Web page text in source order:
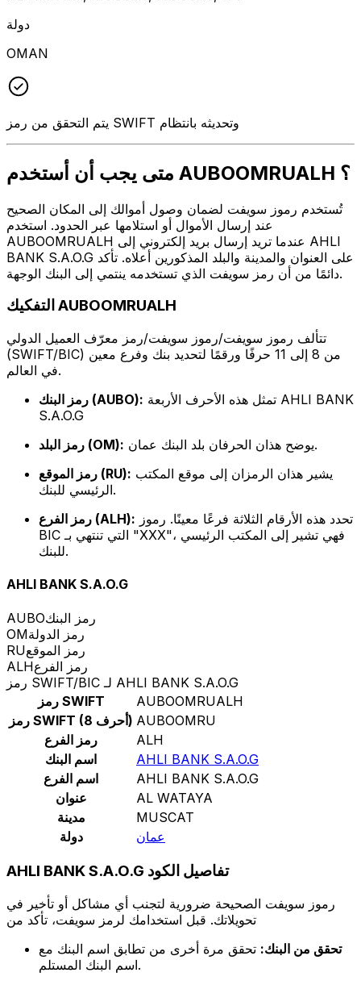
دولة
OMAN
يتم التحقق من رمز SWIFT وتحديثه بانتظام
متى يجب أن أستخدم AUBOOMRUALH ؟
تُستخدم رموز سويفت لضمان وصول أموالك إلى المكان الصحيح
عند إرسال الأموال أو استلامها عبر الحدود. استخدم
AUBOOMRUALH عندما تريد إرسال بريد إلكتروني إلى AHLI
BANK S.A.O.G على العنوان والمدينة والبلد المذكورين أعلاه. تأكد
دائمًا من أن رمز سويفت الذي تستخدمه ينتمي إلى البنك الوجهة.
التفكيك AUBOOMRUALH
تتألف رموز سويفت/رموز سويفت/رمز معرّف العميل الدولي
(SWIFT/BIC) من 8 إلى 11 حرفًا ورقمًا لتحديد بنك وفرع معين
في العالم.
رمز البنك (AUBO):
S.A.O.G
رمز البلد (OM):
يوضح هذان الحرفان بلد البنك عمان.
رمز الموقع (RU):
الرئيسي للبنك.
رمز الفرع (ALH):
BIC التي تنتهي بـ "XXX"، فهي تشير إلى المكتب الرئيسي
للبنك.
AHLI BANK S.A.O.G
AUBOرمز البنك
OMرمز الدولة
RUرمز الموقع
ALHرمز الفرع
رمز SWIFT/BIC لـ AHLI BANK S.A.O.G
رمز SWIFT
AUBOOMRUALH
رمز SWIFT (8 أحرف) AUBOOMRU
رمز الفرع
ALH
اسم البنك
AHLI BANK S.A.O.G
اسم الفرع
AHLI BANK S.A.O.G
عنوان
AL WATAYA
مدينة
MUSCAT
دولة
عمان
AHLI BANK S.A.O.G تفاصيل الكود
رموز سويفت الصحيحة ضرورية لتجنب أي مشاكل أو تأخير في
تحويلاتك. قبل استخدامك لرمز سويفت، تأكد من
تحقق من البنك: تحقق مرة أخرى من تطابق اسم البنك مع
اسم البنك المستلم.